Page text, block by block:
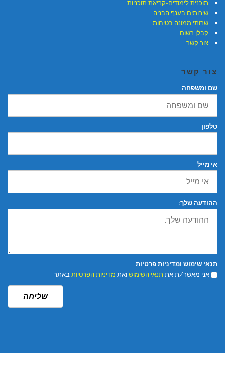
תוכנית לימודים-קריאת תוכניות
שירותים בענף הבניה
שרותי ממונה בטיחות
קבלן רשום
צור קשר
צור קשר
שם ומשפחה
טלפון
אי מייל
ההודעה שלך:
תנאי שימוש ומדיניות פרטיות
אני מאשר/ת את תנאי השימוש ואת מדיניות הפרטיות באתר
שליחה